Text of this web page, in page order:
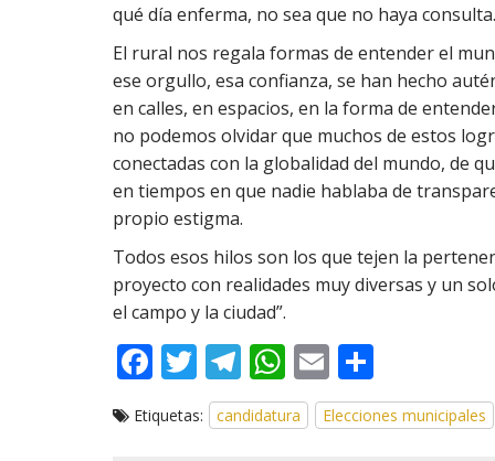
qué día enferma, no sea que no haya
El rural nos regala formas de entender el
ese orgullo, esa confianza, se han hecho
en calles, en espacios, en la forma de
no podemos olvidar que muchos de estos
conectadas con la globalidad del mundo, de
en tiempos en que nadie hablaba de
propio estigma.
Todos esos hilos son los que tejen la
proyecto con realidades muy diversas y un
el campo y la ciudad”.
F
e
T
w
itt
T
el
e
W
h
at
E
m
ai
o
m
Etiquetas: candidatura Elecciones municipales